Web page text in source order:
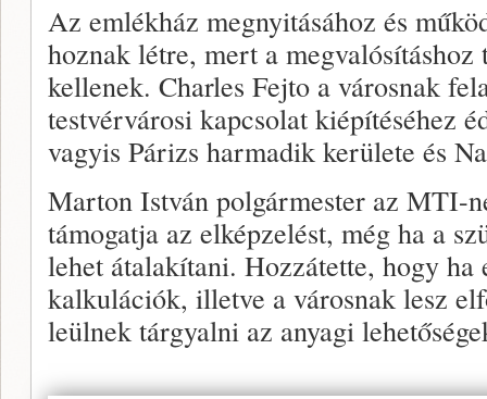
Az emlékház megnyitásához és
hoznak létre, mert a
kellenek. Charles Fejto a városnak
testvérvárosi kapcsolat kiépítéséhez
vagyis Párizs harmadik kerülete és
Marton István polgármester az MTI-
támogatja az elképzelést, még ha a
lehet átalakítani. Hozzátette, hogy ha
kalkulációk, illetve a városnak lesz
leülnek tárgyalni az anyagi